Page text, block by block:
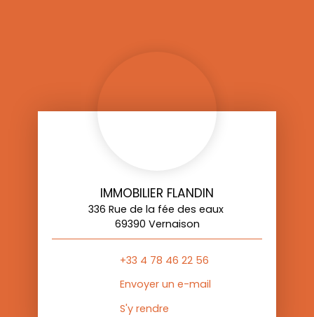
IMMOBILIER FLANDIN
336 Rue de la fée des eaux
69390 Vernaison
+33 4 78 46 22 56
Envoyer un e-mail
S'y rendre